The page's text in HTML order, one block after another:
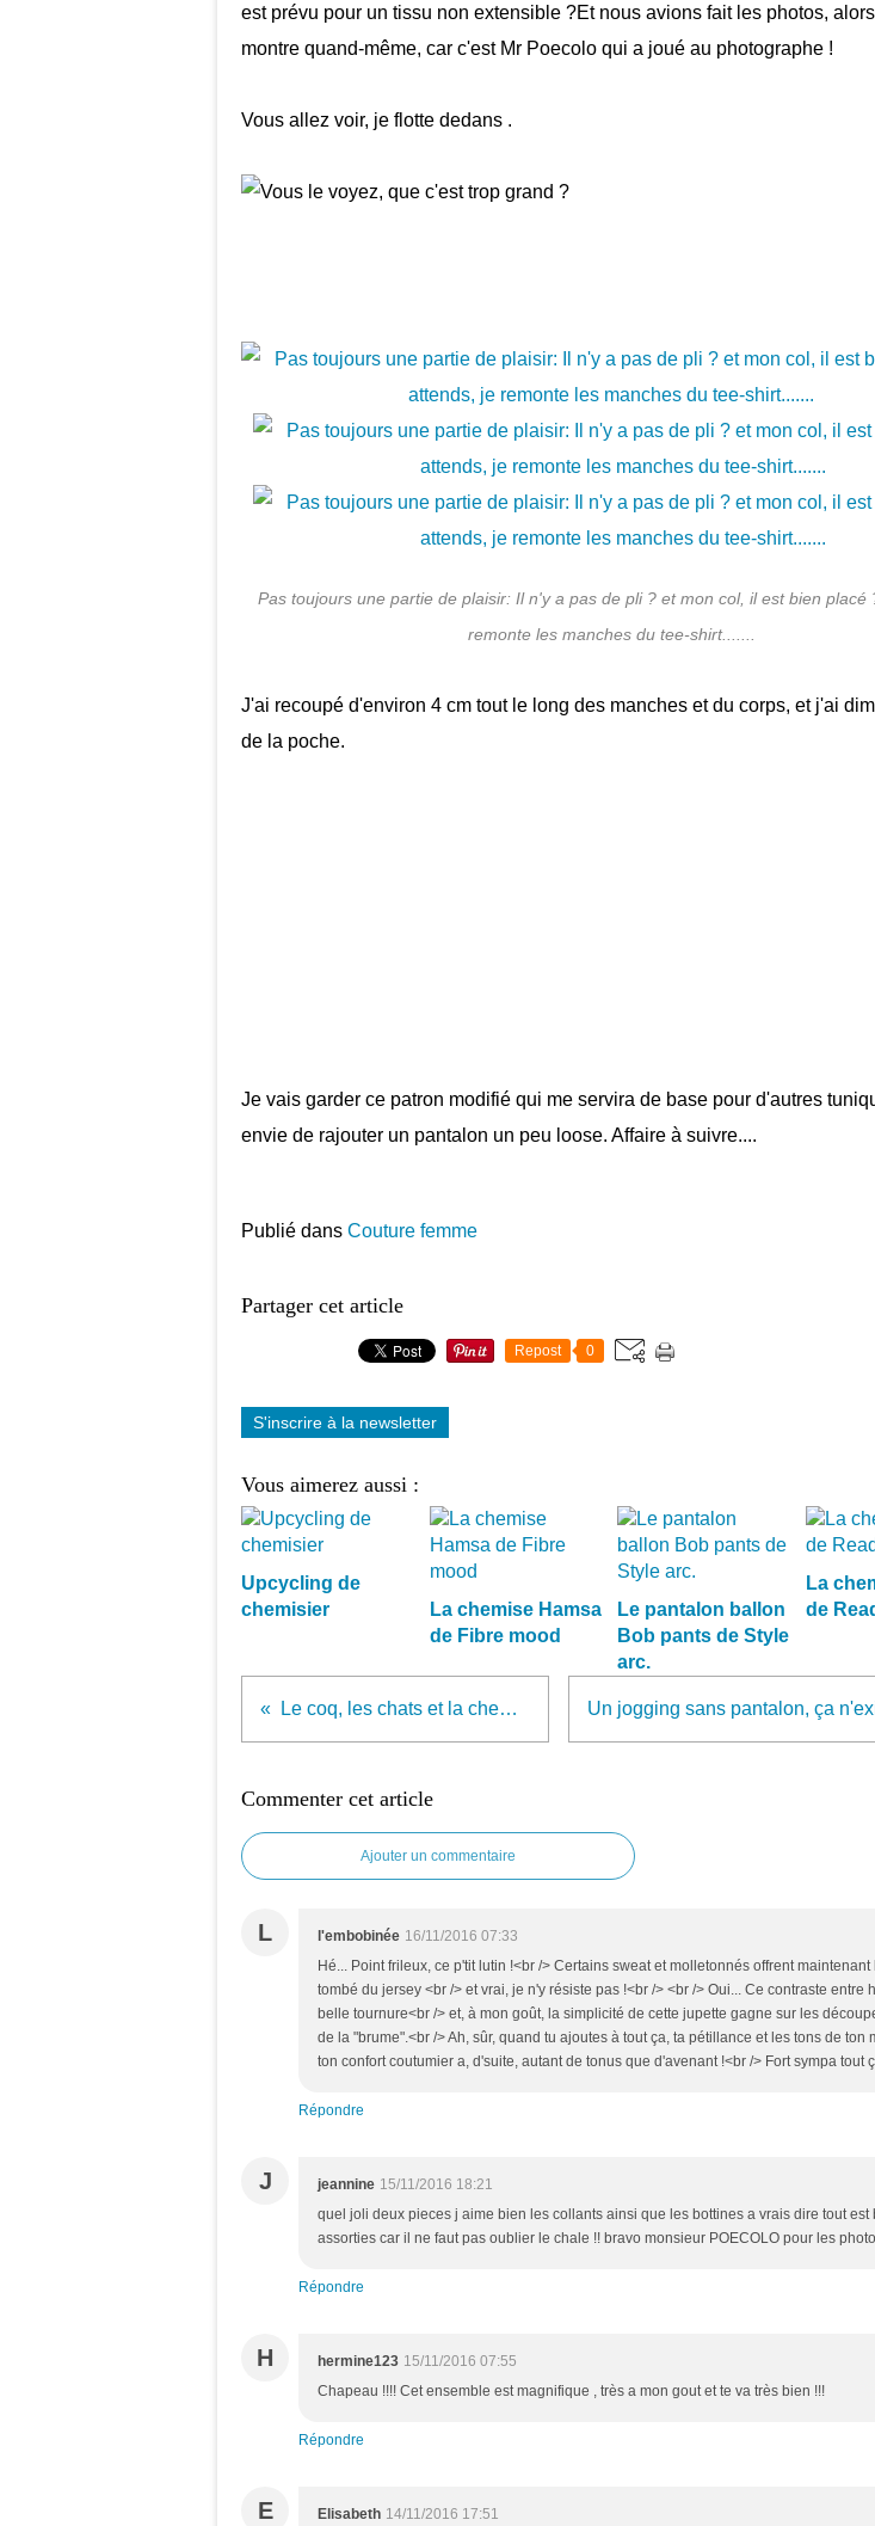
est prévu pour un tissu non extensible ?Et nous avions fait les photos,
montre quand-même, car c'est Mr Poecolo qui a joué au photographe !
Vous allez voir, je flotte dedans .
Pas toujours une partie de plaisir: Il n'y a pas de pli ? et mon col, il est bien placé
remonte les manches du tee-shirt.......
J'ai recoupé d'environ 4 cm tout le long des manches et du corps, et j'ai
de la poche.
Je vais garder ce patron modifié qui me servira de base pour d'autres
envie de rajouter un pantalon un peu loose. Affaire à suivre....
Publié dans Couture femme
Partager cet article
Repost 0
S'inscrire à la newsletter
Vous aimerez aussi :
Upcycling de
chemisier
La chemise Hamsa
de Fibre mood
Le pantalon ballon
Bob pants de Style
arc.
La
de
Le coq, les chats et la chemise
Commenter cet article
Ajouter un commentaire
L l'embobinée 16/11/2016 07:33
Hé... Point frileux, ce p'tit lutin !<br /> Certains sweat et molletonnés offrent maintenant
tombé du jersey <br /> et vrai, je n'y résiste pas !<br /> <br /> Oui... Ce contraste entre
belle tournure<br /> et, à mon goût, la simplicité de cette jupette gagne sur les
de la "brume".<br /> Ah, sûr, quand tu ajoutes à tout ça, ta pétillance et les tons de ton
ton confort coutumier a, d'suite, autant de tonus que d'avenant !<br /> Fort sympa tout
Répondre
J jeannine 15/11/2016 18:21
quel joli deux pieces j aime bien les collants ainsi que les bottines a vrais dire tout est
assorties car il ne faut pas oublier le chale !! bravo monsieur POECOLO pour les
Répondre
H hermine123 15/11/2016 07:55
Chapeau !!!! Cet ensemble est magnifique , très a mon gout et te va très bien !!!
Répondre
E Elisabeth 14/11/2016 17:51